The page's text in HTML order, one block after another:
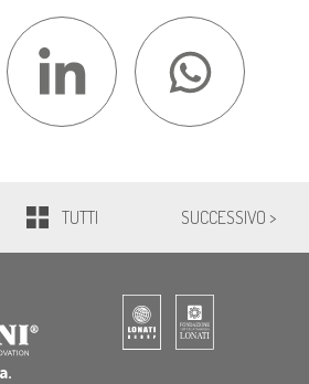
TUTTI SUCCESSIVO >